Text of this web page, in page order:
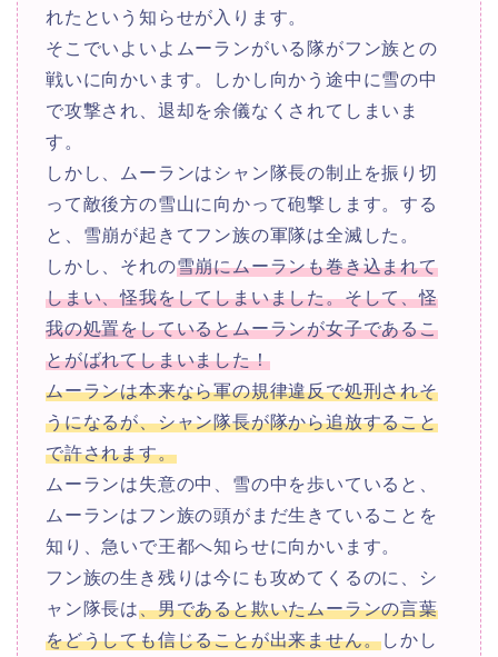
れたという知らせが入ります。
そこでいよいよムーランがいる隊がフン族との
戦いに向かいます。しかし向かう途中に雪の中
で攻撃され、退却を余儀なくされてしまいま
す。
しかし、ムーランはシャン隊長の制止を振り切
って敵後方の雪山に向かって砲撃します。する
と、雪崩が起きてフン族の軍隊は全滅した。
しかし、それの雪崩にムーランも巻き込まれて
しまい、怪我をしてしまいました。そして、怪
我の処置をしているとムーランが女子であるこ
とがばれてしまいました！
ムーランは本来なら軍の規律違反で処刑されそ
うになるが、シャン隊長が隊から追放すること
で許されます。
ムーランは失意の中、雪の中を歩いていると、
ムーランはフン族の頭がまだ生きていることを
知り、急いで王都へ知らせに向かいます。
フン族の生き残りは今にも攻めてくるのに、シ
ャン隊長は、男であると欺いたムーランの言葉
をどうしても信じることが出来ません。しかし